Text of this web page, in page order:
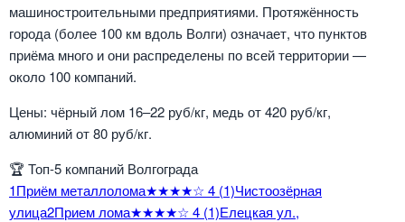
машиностроительными предприятиями. Протяжённость
города (более 100 км вдоль Волги) означает, что пунктов
приёма много и они распределены по всей территории —
около 100 компаний.
Цены: чёрный лом 16–22 руб/кг, медь от 420 руб/кг,
алюминий от 80 руб/кг.
🏆 Топ-5 компаний Волгограда
1Приём металлолома★★★★☆ 4 (1)Чистоозёрная
улица2Прием лома★★★★☆ 4 (1)Елецкая ул.,